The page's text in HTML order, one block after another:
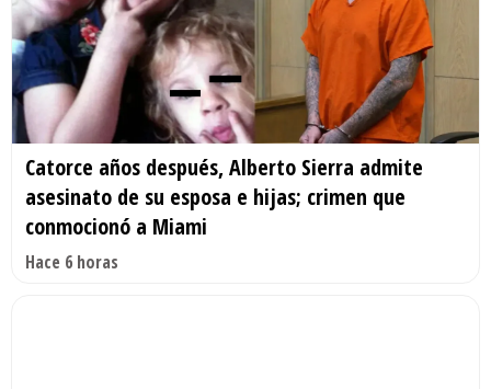
Catorce años después, Alberto Sierra admite
asesinato de su esposa e hijas; crimen que
conmocionó a Miami
Hace 6 horas